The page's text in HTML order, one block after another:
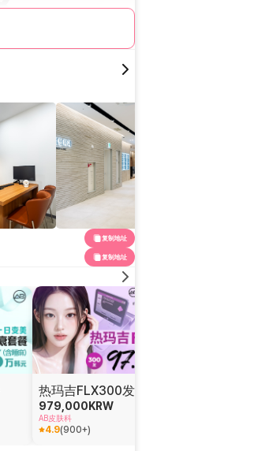
复制地址
复制地址
热玛吉FLX300发
979,000 KRW
AB皮肤科
4.9(900+)